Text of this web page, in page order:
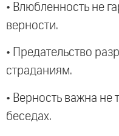
• Влюбленность не
верности.
• Предательство
страданиям.
• Верность важна не
беседах.